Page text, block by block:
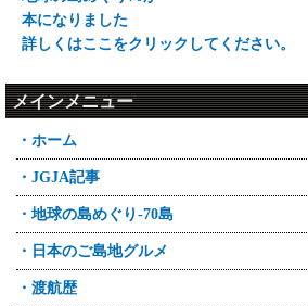
本になりました
詳しくはここをクリックしてください。
メインメニュー
・ホーム
・JGJA記事
・地球の島めぐり-70島
・日本のご島地グルメ
・渡航歴